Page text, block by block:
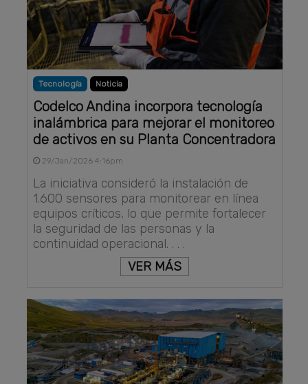
Tecnología Noticia
Codelco Andina incorpora tecnología
inalámbrica para mejorar el monitoreo
de activos en su Planta Concentradora
29/Jan/2026 4:16pm
La iniciativa consideró la instalación de
1.600 sensores para monitorear en línea
equipos críticos, lo que permite fortalecer
la seguridad de las personas y la
continuidad operacional. . . .
VER MÁS